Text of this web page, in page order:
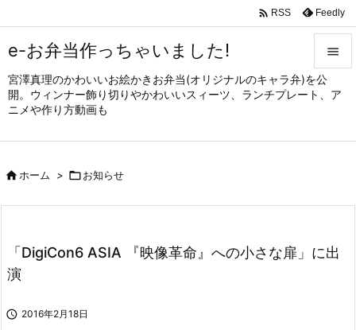
e-お弁当作っちゃいました!
宮澤真理のかわいいお絵かきお弁当(オリジナルのキャラ弁)を公
開。ウィンナー飾り切りやかわいいスィーツ、ランチプレート、ア
ニメや作り方動画も


メニュ
サイド


 RSS Feedly
ホーム > お知らせ
「DigiCon6 ASIA 『映像革命』への小さな扉」に出
演
 2016年2月18日